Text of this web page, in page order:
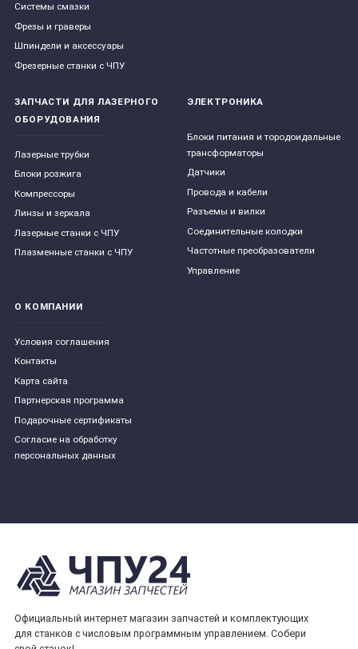
Системы смазки
Фрезы и граверы
Шпиндели и аксессуары
Фрезерные станки с ЧПУ
ЗАПЧАСТИ ДЛЯ ЛАЗЕРНОГО
ОБОРУДОВАНИЯ
Лазерные трубки
Блоки розжига
Компрессоры
Линзы и зеркала
Лазерные станки с ЧПУ
Плазменные станки с ЧПУ
ЭЛЕКТРОНИКА
Блоки питания и тородоидальные
трансформаторы
Датчики
Провода и кабели
Разъемы и вилки
Соединительные колодки
Частотные преобразователи
Управление
О КОМПАНИИ
Условия соглашения
Контакты
Карта сайта
Партнерская программа
Подарочные сертификаты
Согласие на обработку
персональных данных
Официальный интернет магазин запчастей и комплектующих
для станков с числовым программным управлением. Собери